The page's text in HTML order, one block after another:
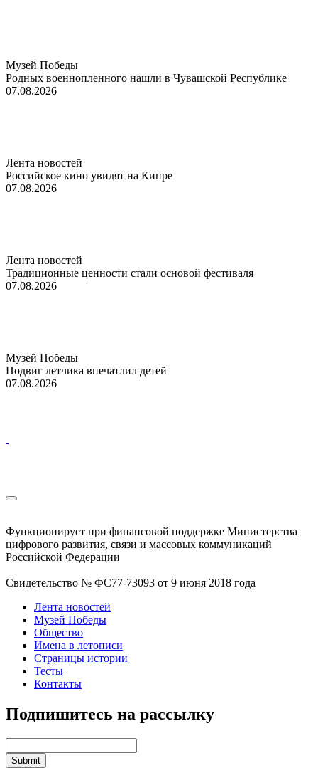
Музей Победы
Родных военнопленного нашли в Чувашской Республике
07.08.2026
Лента новостей
Российское кино увидят на Кипре
07.08.2026
Лента новостей
Традиционные ценности стали основой фестиваля
07.08.2026
Музей Победы
Подвиг летчика впечатлил детей
07.08.2026
Функционирует при финансовой поддержке Министерства
цифрового развития, связи и массовых коммуникаций
Российской Федерации
Свидетельство № ФС77-73093 от 9 июня 2018 года
Лента новостей
Музей Победы
Общество
Имена в летописи
Страницы истории
Тесты
Контакты
Подпишитесь на рассылку